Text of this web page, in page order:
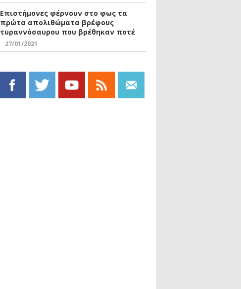
Επιστήμονες φέρνουν στο φως τα
πρώτα απολιθώματα βρέφους
τυραννόσαυρου που βρέθηκαν ποτέ
27/01/2021